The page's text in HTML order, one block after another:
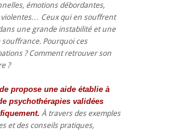
émotions débordantes,
violentes… Ceux qui en souffrent
une grande instabilité et une
souffrance. Pourquoi ces
? Comment retrouver son
?
propose une aide établie à
psychothérapies validées
À travers des exemples
et des conseils pratiques,